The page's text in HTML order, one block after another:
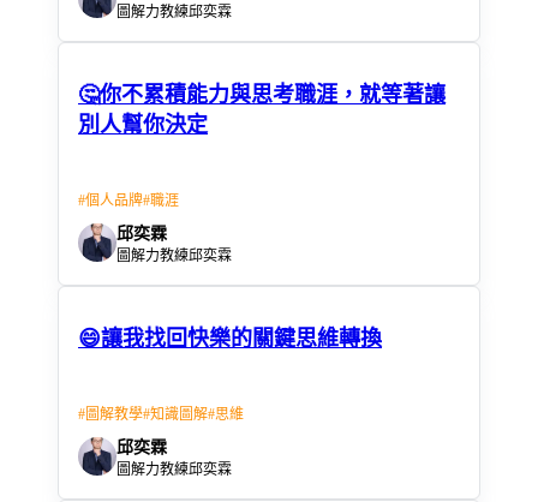
圖解力教練邱奕霖
🤔你不累積能力與思考職涯，就等著讓
別人幫你決定
#個人品牌#職涯
邱奕霖
圖解力教練邱奕霖
😄讓我找回快樂的關鍵思維轉換
#圖解教學#知識圖解#思維
邱奕霖
圖解力教練邱奕霖